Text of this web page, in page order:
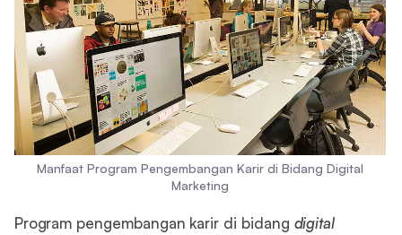
Manfaat Program Pengembangan Karir di Bidang Digital
Marketing
Program pengembangan karir di bidang digital